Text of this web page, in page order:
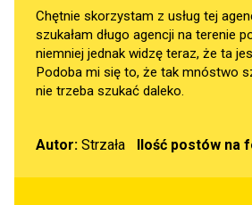
Chętnie skorzystam z usług tej
szukałam długo agencji na terenie
niemniej jednak widzę teraz, że ta
Podoba mi się to, że tak mnóstwo
nie trzeba szukać daleko.
Autor: Strzała Ilość postów na